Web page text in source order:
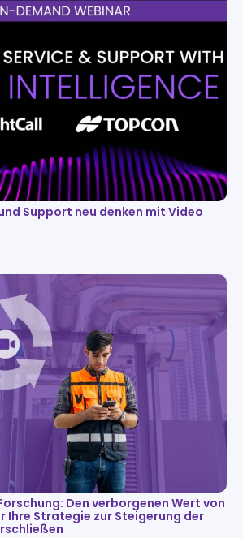
Support neu denken mit Video
Den verborgenen Wert von
Ihre Strategie zur Steigerung der